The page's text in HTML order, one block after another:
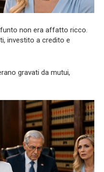
non era affatto ricco.
investito a credito e
gravati da mutui,